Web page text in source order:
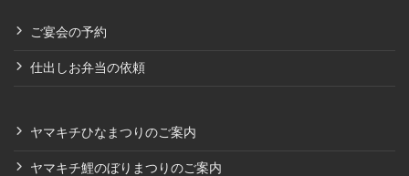
ご宴会の予約
仕出しお弁当の依頼
ヤマキチひなまつりのご案内
ヤマキチ鯉のぼりまつりのご案内